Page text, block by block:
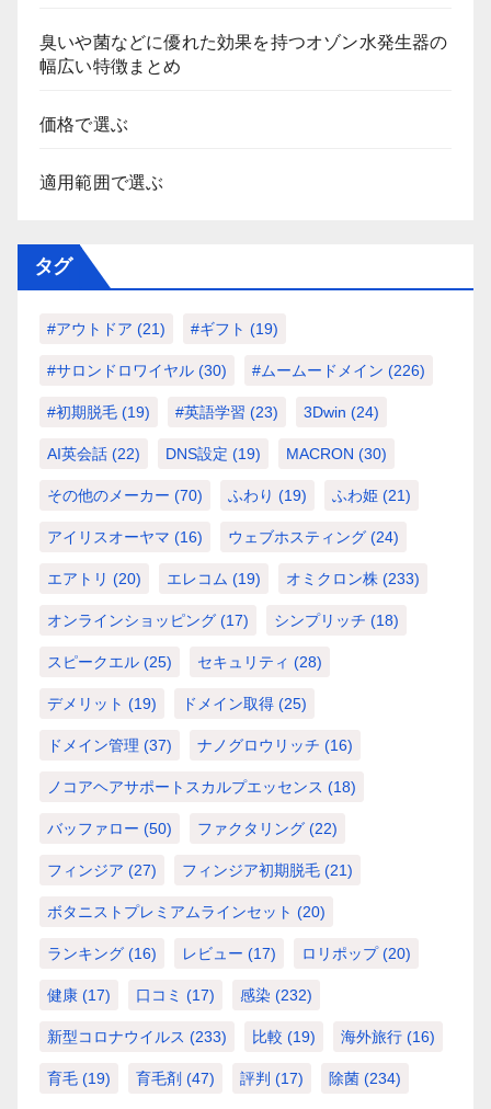
臭いや菌などに優れた効果を持つオゾン水発生器の
幅広い特徴まとめ
価格で選ぶ
適用範囲で選ぶ
タグ
#アウトドア (21) #ギフト (19)
#サロンドロワイヤル (30) #ムームードメイン (226)
#初期脱毛 (19) #英語学習 (23) 3Dwin (24)
AI英会話 (22) DNS設定 (19) MACRON (30)
その他のメーカー (70) ふわり (19) ふわ姫 (21)
アイリスオーヤマ (16) ウェブホスティング (24)
エアトリ (20) エレコム (19) オミクロン株 (233)
オンラインショッピング (17) シンプリッチ (18)
スピークエル (25) セキュリティ (28)
デメリット (19) ドメイン取得 (25)
ドメイン管理 (37) ナノグロウリッチ (16)
ノコアヘアサポートスカルプエッセンス (18)
バッファロー (50) ファクタリング (22)
フィンジア (27) フィンジア初期脱毛 (21)
ボタニストプレミアムラインセット (20)
ランキング (16) レビュー (17) ロリポップ(20)
健康 (17) 口コミ (17) 感染 (232)
新型コロナウイルス (233) 比較 (19) 海外旅行 (16)
育毛 (19) 育毛剤 (47) 評判 (17) 除菌 (234)